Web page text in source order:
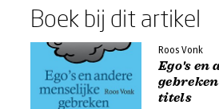
Boek bij dit artikel
Roos Vonk
Ego's en
titels